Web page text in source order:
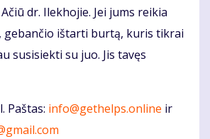
dr. Ilekhojie. Jei jums reikia
ištarti burtą, kuris tikrai
susisiekti su juo. Jis tavęs
Paštas: info@gethelps.online ir